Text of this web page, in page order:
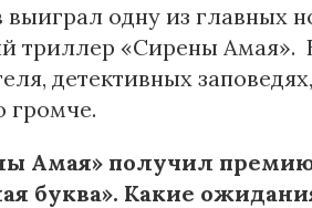
выиграл одну из главных
триллер «Сирены Амая».
детективных
громче.
Амая» получил премию
буква». Какие